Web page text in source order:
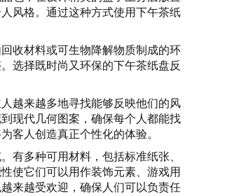
风格。通过这种方式使用下午茶纸
收材料或可生物降解物质制成的环
选择既时尚又环保的下午茶纸盘反
越来越多地寻找能够反映他们的风
现代几何图案，确保每个人都能找
客人创造真正个性化的体验。
有多种可用材料，包括标准纸张、
使它们可以用作装饰元素、游戏用
来越受欢迎，确保人们可以负责任